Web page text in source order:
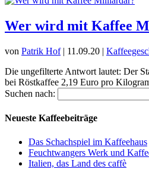
Wer wird mit Kaffee
von Patrik Hof| 11.09.20 |
Die ungefilterte Antwort lautet: Der
bei Röstkaffee 2,19 Euro pro
Suchen nach:
Neueste Kaffeebeiträge
Das Schachspiel im Kaffeehaus
Feuchtwangers Werk und
Italien, das Land des caffè